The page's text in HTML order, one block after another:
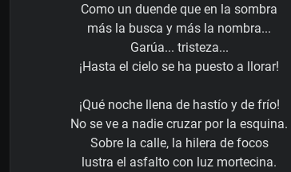
Como un duende que en la sombra
más la busca y más la nombra...
Garúa... tristeza...
¡Hasta el cielo se ha puesto a llorar!
¡Qué noche llena de hastío y de frío!
No se ve a nadie cruzar por la esquina.
Sobre la calle, la hilera de focos
lustra el asfalto con luz mortecina.